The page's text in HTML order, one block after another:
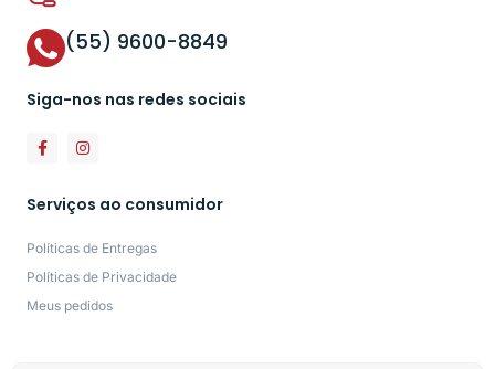
(55) 9600-8849
Siga-nos nas redes sociais
Serviços ao consumidor
Políticas de Entregas
Políticas de Privacidade
Meus pedidos